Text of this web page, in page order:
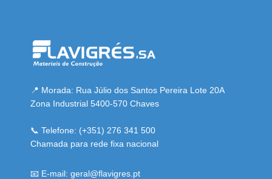
📍 Morada: Rua Júlio dos Santos Pereira Lote 20A
Zona Industrial 5400-570 Chaves
📞 Telefone: (+351) 276 341 500
Chamada para rede fixa nacional
📧 E-mail: geral@flavigres.pt